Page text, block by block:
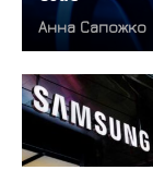
Анна Сапожко